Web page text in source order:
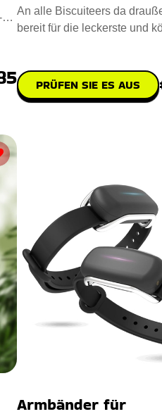
An alle Biscuiteers da
bereit für die leckerste und
PRÜFEN SIE ES AUS
Armbänder für